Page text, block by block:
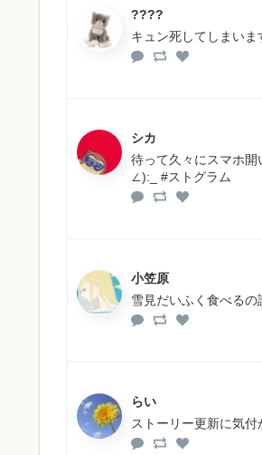
????
キュン死してしまいま
シカ
待って久々にスマホ
∠):_ #ストグラム
小笠原
雪見だいふく食べる
らい
ストーリー更新に気付